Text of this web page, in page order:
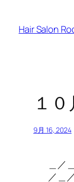
Hair Salon
１
9月 16, 2024
＿／
／＿